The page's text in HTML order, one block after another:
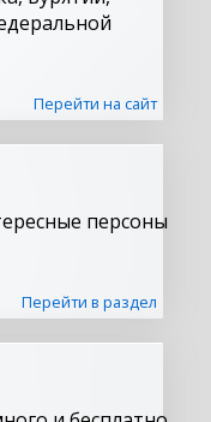
Перейти на сайт
персоны
Перейти в раздел